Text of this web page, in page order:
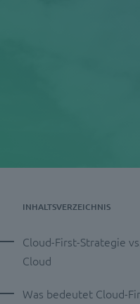
INHALTSVERZEICHNIS
Cloud-First-Strategie
Cloud
Was bedeutet Cloud-